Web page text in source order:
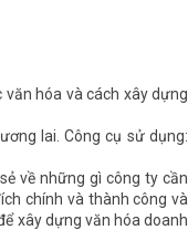
văn hóa và cách xây dựng
lai. Công cụ sử dụng:
về những gì công ty cần
chính và thành công và
xây dựng văn hóa doanh